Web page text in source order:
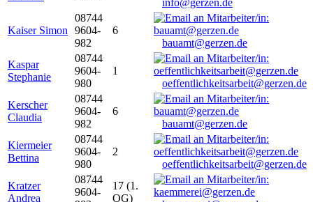
Kaiser Simon
08744
9604-
982
6
bauamt@gerzen.de
Kaspar
Stephanie
08744
9604-
980
1
oeffentlichkeitsarbeit@gerzen.de
Kerscher
Claudia
08744
9604-
982
6
bauamt@gerzen.de
Kiermeier
Bettina
08744
9604-
980
2
oeffentlichkeitsarbeit@gerzen.de
Kratzer
Andrea
08744
9604-
17 (1.
OG)